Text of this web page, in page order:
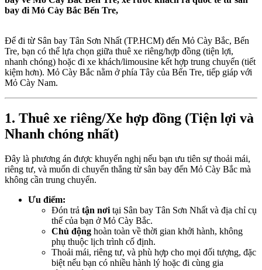
bay đi Mỏ Cày Bắc Bến Tre,
Để đi từ Sân bay Tân Sơn Nhất (TP.HCM) đến Mỏ Cày Bắc, Bến
Tre, bạn có thể lựa chọn giữa thuê xe riêng/hợp đồng (tiện lợi,
nhanh chóng) hoặc đi xe khách/limousine kết hợp trung chuyển (tiết
kiệm hơn). Mỏ Cày Bắc nằm ở phía Tây của Bến Tre, tiếp giáp với
Mỏ Cày Nam.
1. Thuê xe riêng/Xe hợp đồng (Tiện lợi và
Nhanh chóng nhất)
Đây là phương án được khuyến nghị nếu bạn ưu tiên sự thoải mái,
riêng tư, và muốn di chuyển thẳng từ sân bay đến Mỏ Cày Bắc mà
không cần trung chuyển.
Ưu điểm:
Đón trả tận nơi tại Sân bay Tân Sơn Nhất và địa chỉ cụ
thể của bạn ở Mỏ Cày Bắc.
Chủ động hoàn toàn về thời gian khởi hành, không
phụ thuộc lịch trình cố định.
Thoải mái, riêng tư, và phù hợp cho mọi đối tượng, đặc
biệt nếu bạn có nhiều hành lý hoặc đi cùng gia